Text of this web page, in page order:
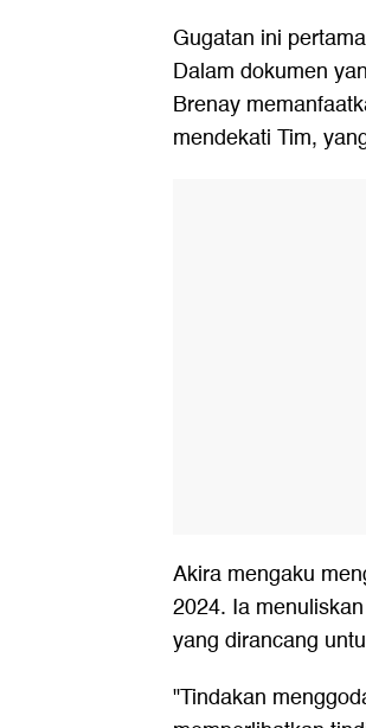
Gugatan ini
Dalam dokumen
Brenay
mendekati Tim,
Akira mengaku
2024. Ia
yang dirancang
"Tindakan